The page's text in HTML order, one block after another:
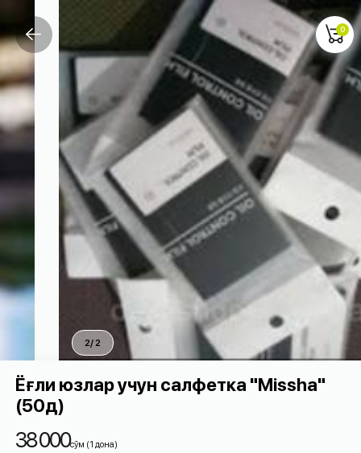
0
Ёғли юзлар учун салфетка "Missha"
(50д)
38 000cўм (1 дона)